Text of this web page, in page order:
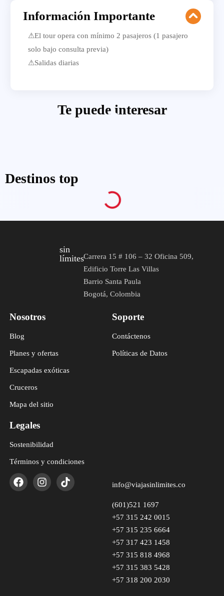
Información Importante
⚠El tour opera con mínimo 2 pasajeros (1 pasajero
solo bajo consulta previa)
⚠Salidas diarias
Te puede interesar
Destinos top
sin
límitesCarrera 15 # 106 – 32 Oficina 509,
Edificio Torre Las Villas
Barrio Santa Paula
Bogotá, Colombia
Nosotros
Blog
Planes y ofertas
Escapadas exóticas
Cruceros
Mapa del sitio
Soporte
Contáctenos
Políticas de Datos
Legales
Sostenibilidad
Términos y condiciones
info@viajasinlimites.co
(601)521 1697
+57 315 242 0015
+57 315 235 6664
+57 317 423 1458
+57 315 818 4968
+57 315 383 5428
+57 318 200 2030